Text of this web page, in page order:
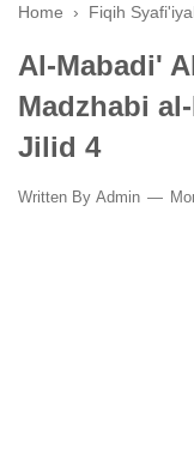
Home › Fiqih
Al-Mabadi'
Madzhabi
Jilid 4
Written By Admin